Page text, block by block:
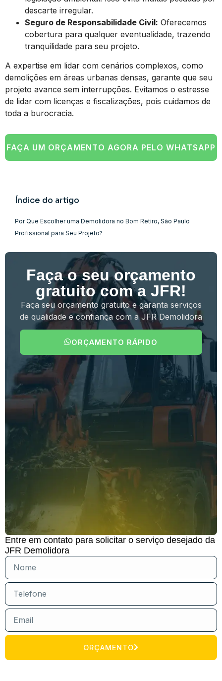
descarte irregular.
Seguro de Responsabilidade Civil: Oferecemos
cobertura para qualquer eventualidade, trazendo
tranquilidade para seu projeto.
A expertise em lidar com cenários complexos, como
demolições em áreas urbanas densas, garante que seu
projeto avance sem interrupções. Evitamos o estresse
de lidar com licenças e fiscalizações, pois cuidamos de
toda a burocracia.
FAÇA UM ORÇAMENTO AGORA PELO WHATSAPP
Índice do artigo
Por Que Escolher uma Demolidora no Bom Retiro, São Paulo
Profissional para Seu Projeto?
Faça o seu orçamento
gratuito com a JFR!
Faça seu orçamento gratuito e garanta serviços
de qualidade e confiança com a JFR Demolidora
ORÇAMENTO RÁPIDO
Entre em contato para solicitar o serviço desejado da
JFR Demolidora
ORÇAMENTO